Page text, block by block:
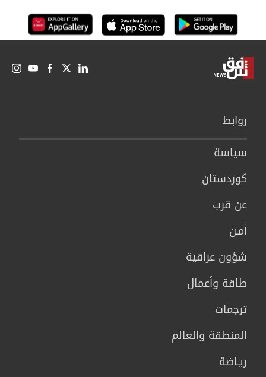
روابط
سیاسة
كوردستان
عن قرب
أمـن
شؤون عراقية
طاقة وأعمال
ترجمات
المنطقة والعالم
ريـاضة